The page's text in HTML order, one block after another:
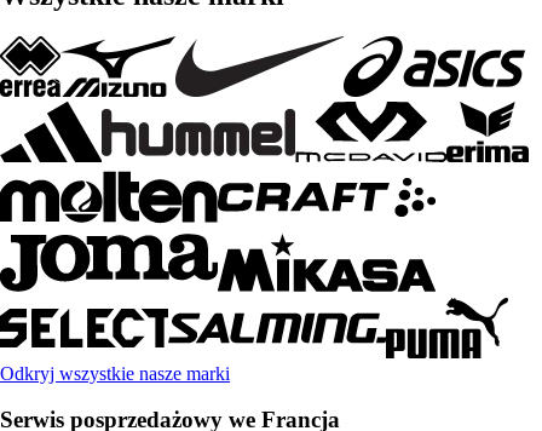
Odkryj wszystkie nasze marki
Serwis posprzedażowy we Francja